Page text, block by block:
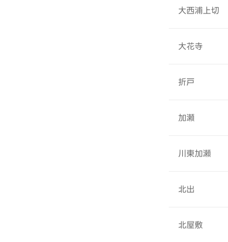
大西浦上切
大花寺
折戸
加瀬
川東加瀬
北出
北屋敷